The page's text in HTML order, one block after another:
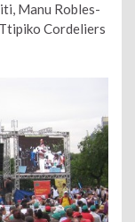
Manu Robles-
Cordeliers